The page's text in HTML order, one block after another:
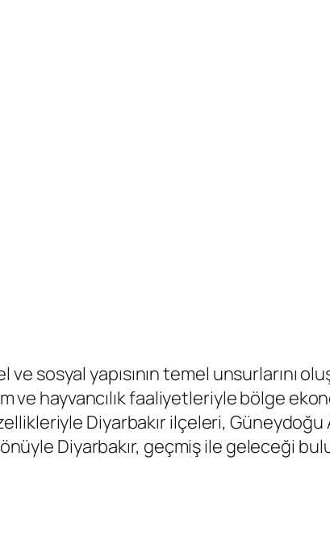
ve sosyal yapısının temel unsurlarını
ve hayvancılık faaliyetleriyle bölge
Diyarbakır ilçeleri,
Diyarbakır, geçmiş ile geleceği